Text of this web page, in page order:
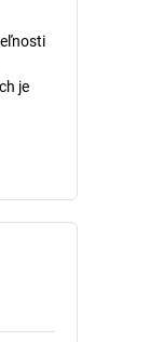
je